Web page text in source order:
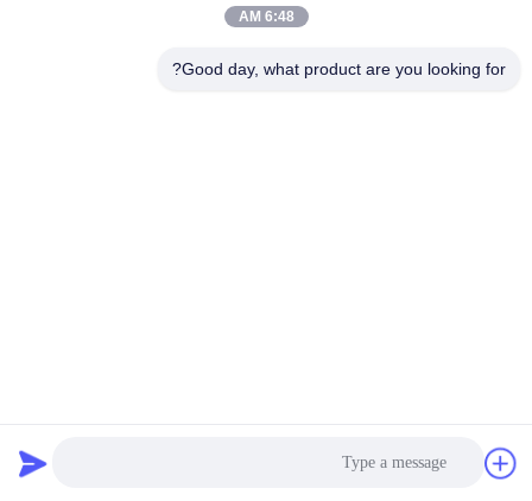
Co., Ltd. . همه حقوق محفوظ است
6:48 AM
Good day, what product are you looking for?